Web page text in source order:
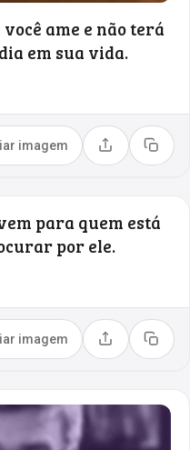
ame e não terá
em sua vida.
imagem Compartilhar
Copiar
para quem está
por ele.
imagem Compartilhar
Copiar